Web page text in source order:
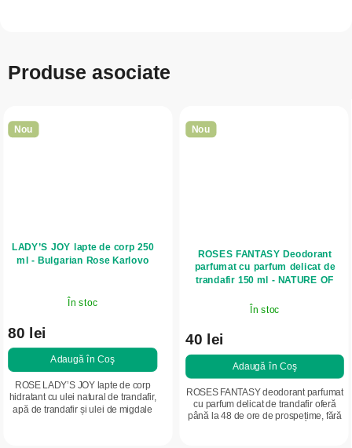
Produse asociate
Nou
LADY’S JOY lapte de corp 250
ml - Bulgarian Rose Karlovo
În stoc
80 lei
Adaugă în Coş
ROSE LADY’S JOY lapte de corp
hidratant cu ulei natural de trandafir,
apă de trandafir și ulei de migdale
Nou
ROSES FANTASY Deodorant
parfumat cu parfum delicat de
trandafir 150 ml - NATURE OF
În stoc
40 lei
Adaugă în Coş
ROSES FANTASY deodorant parfumat
cu parfum delicat de trandafir oferă
până la 48 de ore de prospețime, fără